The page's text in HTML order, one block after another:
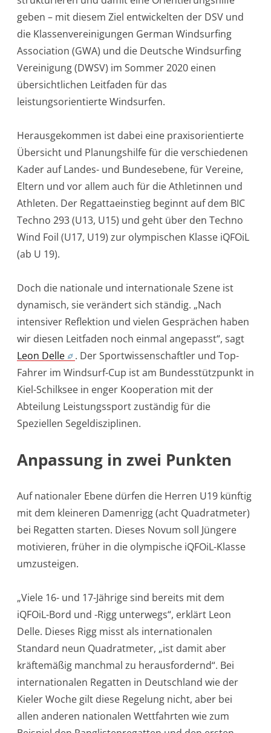
geben – mit diesem Ziel entwickelten der DSV und
die Klassenvereinigungen German Windsurfing
Association (GWA) und die Deutsche Windsurfing
Vereinigung (DWSV) im Sommer 2020 einen
übersichtlichen Leitfaden für das
leistungsorientierte Windsurfen.
Herausgekommen ist dabei eine praxisorientierte
Übersicht und Planungshilfe für die verschiedenen
Kader auf Landes- und Bundesebene, für Vereine,
Eltern und vor allem auch für die Athletinnen und
Athleten. Der Regattaeinstieg beginnt auf dem BIC
Techno 293 (U13, U15) und geht über den Techno
Wind Foil (U17, U19) zur olympischen Klasse iQFOiL
(ab U 19).
Doch die nationale und internationale Szene ist
dynamisch, sie verändert sich ständig. „Nach
intensiver Reflektion und vielen Gesprächen haben
wir diesen Leitfaden noch einmal angepasst“, sagt
Leon Delle
. Der Sportwissenschaftler und Top-
Fahrer im Windsurf-Cup ist am Bundesstützpunkt in
Kiel-Schilksee in enger Kooperation mit der
Abteilung Leistungssport zuständig für die
Speziellen Segeldisziplinen.
Anpassung in zwei Punkten
Auf nationaler Ebene dürfen die Herren U19 künftig
mit dem kleineren Damenrigg (acht Quadratmeter)
bei Regatten starten. Dieses Novum soll Jüngere
motivieren, früher in die olympische iQFOiL-Klasse
umzusteigen.
„Viele 16- und 17-Jährige sind bereits mit dem
iQFOiL-Bord und -Rigg unterwegs“, erklärt Leon
Delle. Dieses Rigg misst als internationalen
Standard neun Quadratmeter, „ist damit aber
kräftemäßig manchmal zu herausfordernd“. Bei
internationalen Regatten in Deutschland wie der
Kieler Woche gilt diese Regelung nicht, aber bei
allen anderen nationalen Wettfahrten wie zum